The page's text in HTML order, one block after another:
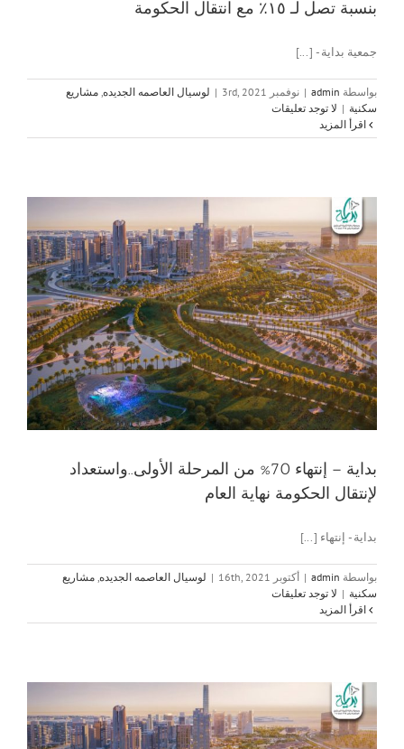
بنسبة تصل لـ ١٥٪ مع انتقال الحكومة
جمعية بداية - [...]
بواسطة admin
| نوفمبر 3rd, 2021 | لوسيال العاصمه الجديده, مشاريع
سكنية | لا توجد تعليقات
بداية – إنتهاء 70% من المرحلة الأولى..واستعداد
لإنتقال الحكومة نهاية العام
بداية - إنتهاء [...]
بواسطة admin
| أكتوبر 16th, 2021 | لوسيال العاصمه الجديده, مشاريع
سكنية | لا توجد تعليقات